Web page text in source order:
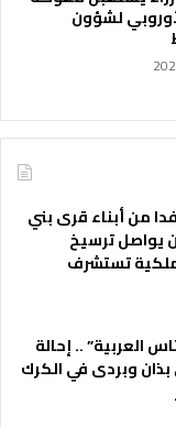
لشؤون
من أبناء قرى بني
يواصل ترسيخ
تستشرف
العربية” .. إحالة
وبردى في الكرك